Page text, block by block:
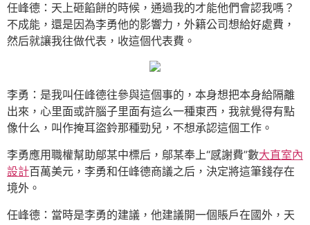
任峰德：天上砸餡餅的時候，通過我的才能他們會認我嗎？
不成能，還是因為李勇他的影響力，外籍公司想給好處費，
然后就讓我往做代表，收這個代表費。
李勇：是我叫任峰德往參與這個事的，本身想把本身給隔離
出來，心里面或許腦子里面有這么一種東西，我就覺得有點
像什么，叫作掩耳盜鈴那種勁兒，不想承認這個工作。
李勇應用職權幫助鄔某中標后，鄔某奉上“感謝費”數大直室內
設計百萬美元，李勇和任峰德商議之后，決定將這筆錢存在
境外。
任峰德：當時是李勇的建議，他建議開一個賬戶在國外，天